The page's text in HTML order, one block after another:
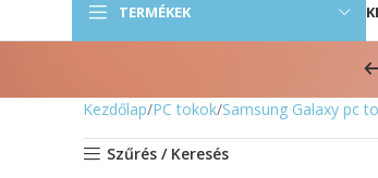
TERMÉKEK
Kezdőlap PC tokok Samsung Galaxy pc
Szűrés / Keresés